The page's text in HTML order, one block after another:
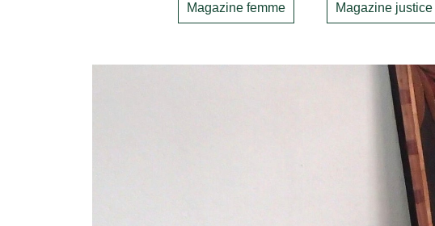
Magazine femme Magazine justice